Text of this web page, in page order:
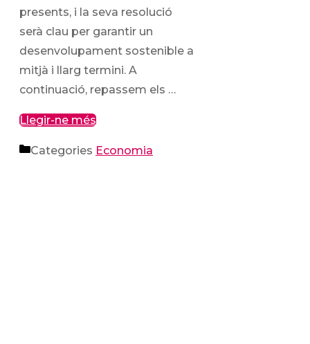
presents, i la seva resolució
serà clau per garantir un
desenvolupament sostenible a
mitjà i llarg termini. A
continuació, repassem els …
Llegir-ne més
Categories Economia